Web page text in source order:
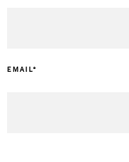
EMAIL*